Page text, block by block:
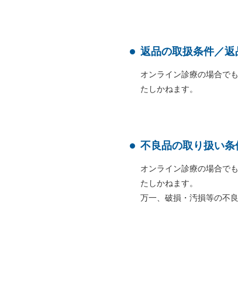
返品の取扱条件／
オンライン診療の場合で
たしかねます。
不良品の取り扱い条
オンライン診療の場合で
たしかねます。
万一、破損・汚損等の不